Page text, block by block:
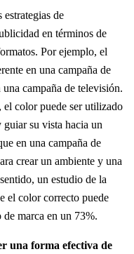
de
en términos de
Por ejemplo, el
en una campaña de
campaña de televisión.
el color puede ser utilizado
su vista hacia un
en una campaña de
crear un ambiente y una
un estudio de la
el color correcto puede
marca en un 73%.
una forma efectiva de